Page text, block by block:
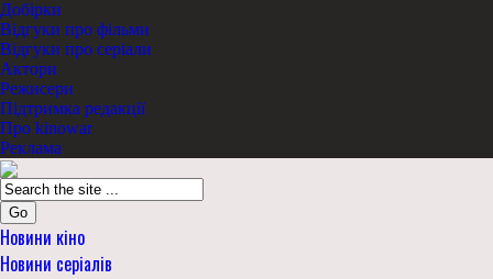
Добірки
Відгуки про фільми
Відгуки про серіали
Актори
Режисери
Підтримка редакції
Про kinowar
Реклама
Go
Новини кіно
Новини серіалів